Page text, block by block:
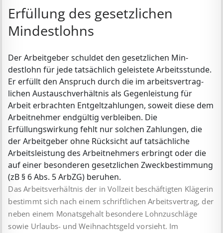
Erfüllung des gesetzlichen
Mindestlohns
Der Arbeitgeber schuldet den gesetzlichen Min­
destlohn für jede tatsächlich geleistete Arbeits­stunde.
Er erfüllt den Anspruch durch die im arbeits­vertrag­
lichen Austauschverhältnis als Gegenleistung für
Arbeit erbrachten Ent­geltzahlungen, soweit diese dem
Arbeit­nehmer endgültig verblei­ben. Die
Erfüllungswirkung fehlt nur solchen Zahlungen, die
der Arbeit­geber ohne Rücksicht auf tatsächliche
Arbeitsleistung des Arbeit­nehmers erbringt oder die
auf einer besonderen gesetzlichen Zweck­bestimmung
(zB § 6 Abs. 5 ArbZG) beruhen.
Das Arbeitsverhältnis der in Vollzeit beschäftigten Klägerin
bestimmt sich nach einem schriftlichen Arbeitsvertrag, der
neben einem Monatsgehalt besondere Lohnzuschläge
sowie Urlaubs- und Weihnachtsgeld vorsieht. Im